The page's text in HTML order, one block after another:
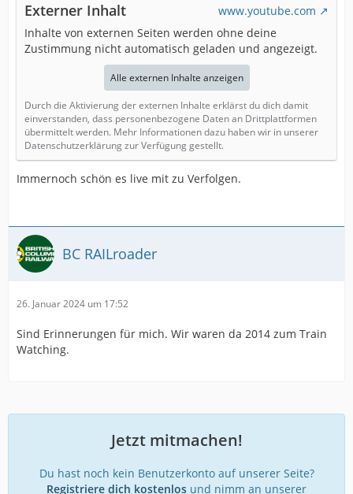
Externer Inhalt
www.youtube.com
Inhalte von externen Seiten werden ohne deine
Zustimmung nicht automatisch geladen und angezeigt.
Alle externen Inhalte anzeigen
Durch die Aktivierung der externen Inhalte erklärst du dich damit
einverstanden, dass personenbezogene Daten an Drittplattformen
übermittelt werden. Mehr Informationen dazu haben wir in unserer
Datenschutzerklärung zur Verfügung gestellt.
Immernoch schön es live mit zu Verfolgen.
BC RAILroader
26. Januar 2024 um 17:52
Sind Erinnerungen für mich. Wir waren da 2014 zum Train
Watching.
Jetzt mitmachen!
Du hast noch kein Benutzerkonto auf unserer Seite?
Registriere dich kostenlos und nimm an unserer